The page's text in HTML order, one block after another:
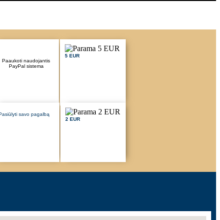
Paaukoti naudojantis
PayPal sistema
5 EUR
savo pagalbą
2 EUR